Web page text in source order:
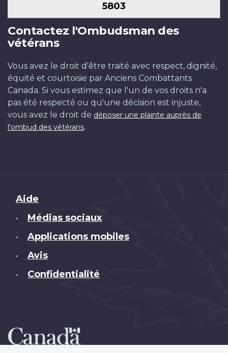
5803
Contactez l'Ombudsman des
vétérans
Vous avez le droit d'être traité avec respect, dignité,
équité et courtoisie par Anciens Combattants
Canada. Si vous estimez que l'un de vos droits n'a
pas été respecté ou qu'une décision est injuste,
vous avez le droit de déposer une plainte auprès de
l'ombud des vétérans.
Brand
Aide
• Médias sociaux
• Applications mobiles
• Avis
• Confidentialité